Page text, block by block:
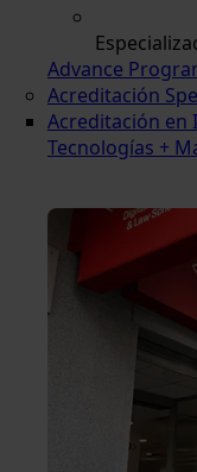
Advance
Acreditación
Acreditación en
Tecnologías +